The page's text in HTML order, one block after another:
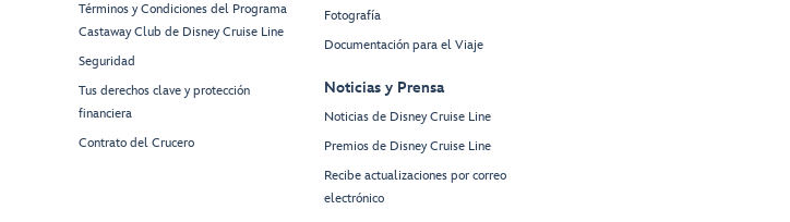
Términos y Condiciones del Programa
Castaway Club de Disney Cruise Line
Seguridad
Tus derechos clave y protección
financiera
Contrato del Crucero
Fotografía
Documentación para el Viaje
Noticias y Prensa
Noticias de Disney Cruise Line
Premios de Disney Cruise Line
Recibe actualizaciones por correo
electrónico